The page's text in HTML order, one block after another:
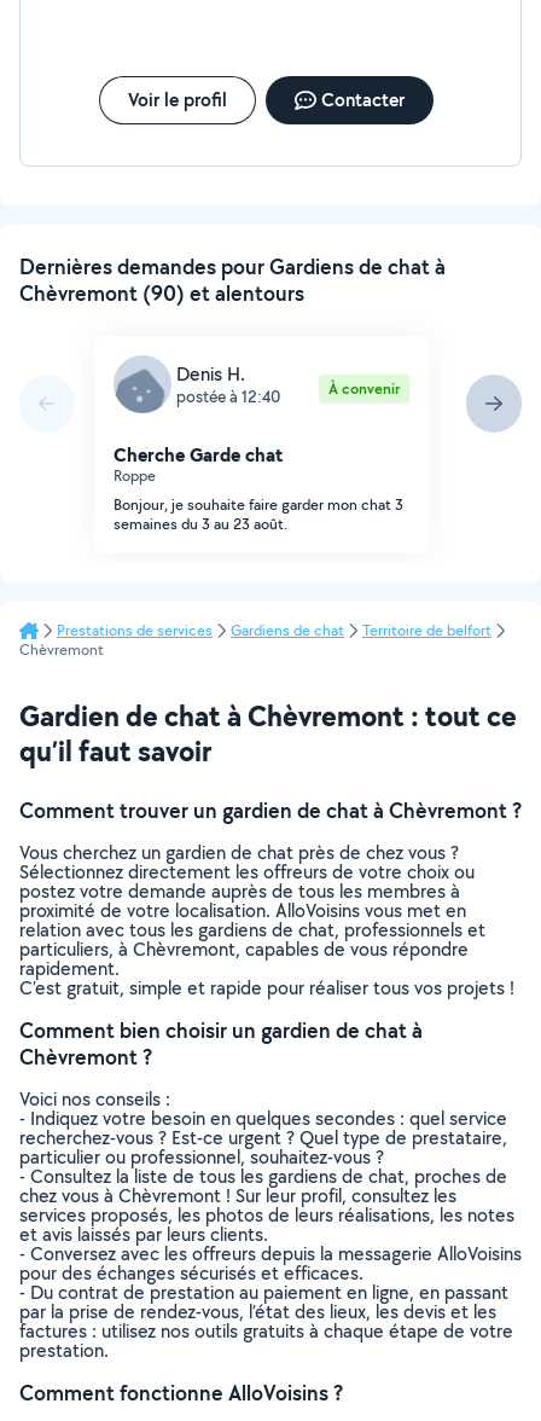
Voir le profil Contacter
Dernières demandes pour Gardiens de chat à
Chèvremont (90) et alentours
Denis H.
postée à 12:40 À convenir
Cherche Garde chat
Roppe
Bonjour, je souhaite faire garder mon chat 3
semaines du 3 au 23 août.
Prestations de services Gardiens de chat
Territoire de belfort
Chèvremont
Gardien de chat à Chèvremont : tout ce
qu’il faut savoir
Comment trouver un gardien de chat à Chèvremont ?
Vous cherchez un gardien de chat près de chez vous ?
Sélectionnez directement les offreurs de votre choix ou
postez votre demande auprès de tous les membres à
proximité de votre localisation. AlloVoisins vous met en
relation avec tous les gardiens de chat, professionnels et
particuliers, à Chèvremont, capables de vous répondre
rapidement.
C’est gratuit, simple et rapide pour réaliser tous vos projets !
Comment bien choisir un gardien de chat à
Chèvremont ?
Voici nos conseils :
- Indiquez votre besoin en quelques secondes : quel service
recherchez-vous ? Est-ce urgent ? Quel type de prestataire,
particulier ou professionnel, souhaitez-vous ?
- Consultez la liste de tous les gardiens de chat, proches de
chez vous à Chèvremont ! Sur leur profil, consultez les
services proposés, les photos de leurs réalisations, les notes
et avis laissés par leurs clients.
- Conversez avec les offreurs depuis la messagerie AlloVoisins
pour des échanges sécurisés et efficaces.
- Du contrat de prestation au paiement en ligne, en passant
par la prise de rendez-vous, l’état des lieux, les devis et les
factures : utilisez nos outils gratuits à chaque étape de votre
prestation.
Comment fonctionne AlloVoisins ?